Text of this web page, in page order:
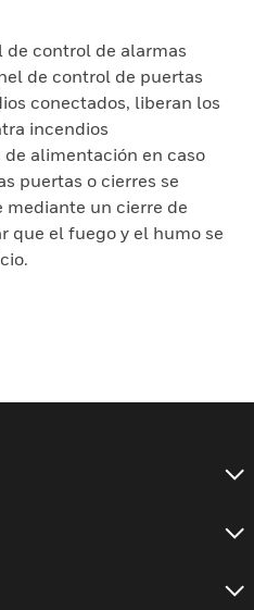
de control de alarmas
de control de puertas
conectados, liberan los
incendios
alimentación en caso
puertas o cierres se
un cierre de
que el fuego y el humo se